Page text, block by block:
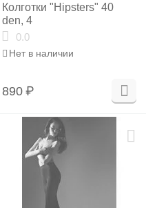
Колготки "Hipsters" 40
den, 4
0.0
Нет в наличии
890 ₽